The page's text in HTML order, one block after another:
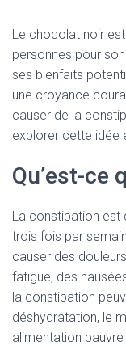
Le chocolat noir
personnes pour
ses bienfaits
une croyance
causer de la
explorer cette idée
Qu’est-ce
La constipation est
trois fois par
causer des
fatigue, des
la constipation
déshydratation, le
alimentation